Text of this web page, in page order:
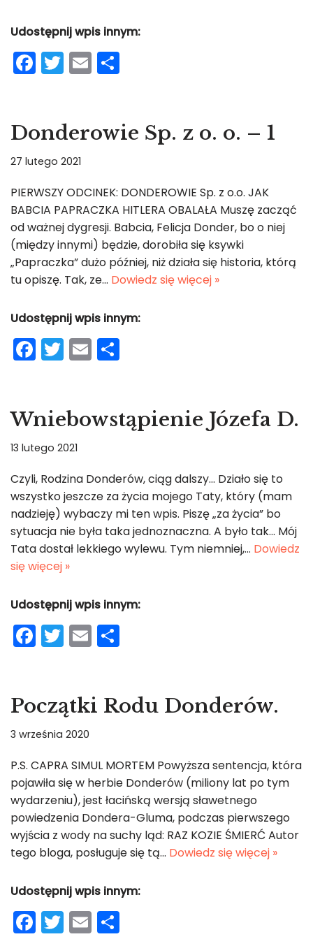
Udostępnij wpis innym:
F
a
e
b
o
o
k
T
w
er
E
m
l e
Donderowie Sp. z o. o. – 1
27 lutego 2021
PIERWSZY ODCINEK: DONDEROWIE Sp. z o.o. JAK
BABCIA PAPRACZKA HITLERA OBALAŁA Muszę zacząć
od ważnej dygresji. Babcia, Felicja Donder, bo o niej
(między innymi) będzie, dorobiła się ksywki
„Papraczka” dużo później, niż działa się historia, którą
tu opiszę. Tak, ze… Dowiedz się więcej »
Udostępnij wpis innym:
F
a
e
b
o
o
k
T
w
er
E
m
l e
Wniebowstąpienie Józefa D.
13 lutego 2021
Czyli, Rodzina Donderów, ciąg dalszy… Działo się to
wszystko jeszcze za życia mojego Taty, który (mam
nadzieję) wybaczy mi ten wpis. Piszę „za życia” bo
sytuacja nie była taka jednoznaczna. A było tak… Mój
Tata dostał lekkiego wylewu. Tym niemniej,… Dowiedz
się więcej »
Udostępnij wpis innym:
F
a
e
b
o
o
k
T
w
er
E
m
l e
Początki Rodu Donderów.
3 września 2020
P.S. CAPRA SIMUL MORTEM Powyższa sentencja, która
pojawiła się w herbie Donderów (miliony lat po tym
wydarzeniu), jest łacińską wersją sławetnego
powiedzenia Dondera-Gluma, podczas pierwszego
wyjścia z wody na suchy ląd: RAZ KOZIE ŚMIERĆ Autor
tego bloga, posługuje się tą… Dowiedz się więcej »
Udostępnij wpis innym:
F T E